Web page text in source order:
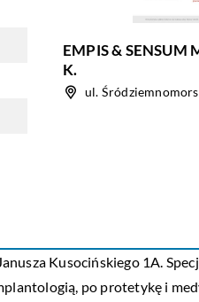
EMPIS & SENSUM
K.
ul.
Kusocińskiego 1A.
po protetykę i